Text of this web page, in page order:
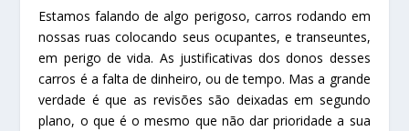
Estamos falando de algo perigoso, carros rodando em
nossas ruas colocando seus ocupantes, e transeuntes,
em perigo de vida. As justificativas dos donos desses
carros é a falta de dinheiro, ou de tempo. Mas a grande
verdade é que as revisões são deixadas em segundo
plano, o que é o mesmo que não dar prioridade a sua